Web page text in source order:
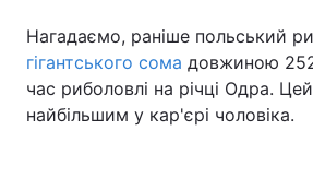
Нагадаємо, раніше польський
гігантського сома довжиною
час риболовлі на річці Одра.
найбільшим у кар'єрі чоловіка.